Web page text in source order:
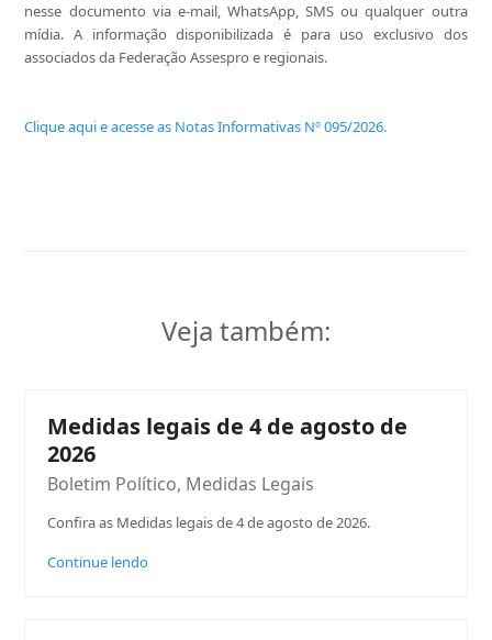
nesse documento via e-mail, WhatsApp, SMS ou qualquer outra
mídia. A informação disponibilizada é para uso exclusivo dos
associados da Federação Assespro e regionais.
Clique aqui e acesse as Notas Informativas Nº 095/2026.
Veja também:
Medidas legais de 4 de agosto de
2026
Boletim Político, Medidas Legais
Confira as Medidas legais de 4 de agosto de 2026.
Continue lendo